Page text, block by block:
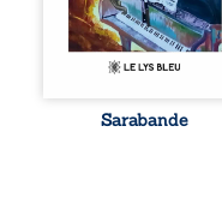
colorés, rebelles
aux règles de la
poésie, mais
chantant en
forment une
sarabande,
Sarabande